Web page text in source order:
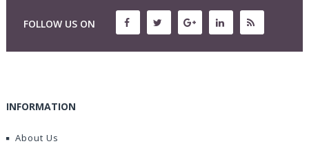
FOLLOW US ON
INFORMATION
About Us